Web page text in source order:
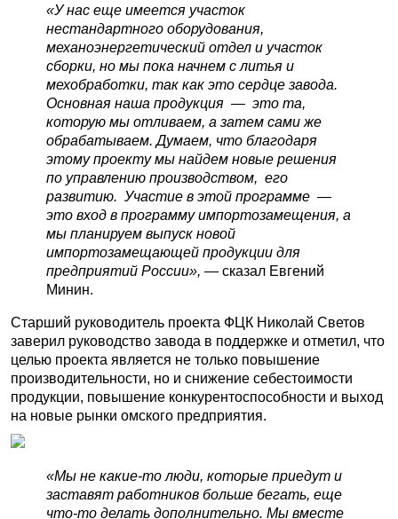
«У нас еще имеется участок
нестандартного оборудования,
механоэнергетический отдел и участок
сборки, но мы пока начнем с литья и
мехобработки, так как это сердце завода.
Основная наша продукция — это та,
которую мы отливаем, а затем сами же
обрабатываем. Думаем, что благодаря
этому проекту мы найдем новые решения
по управлению производством, его
развитию. Участие в этой программе —
это вход в программу импортозамещения, а
мы планируем выпуск новой
импортозамещающей продукции для
предприятий России», — сказал Евгений
Минин.
Старший руководитель проекта ФЦК Николай Светов
заверил руководство завода в поддержке и отметил, что
целью проекта является не только повышение
производительности, но и снижение себестоимости
продукции, повышение конкурентоспособности и выход
на новые рынки омского предприятия.
«Мы не какие-то люди, которые приедут и
заставят работников больше бегать, еще
что-то делать дополнительно. Мы вместе